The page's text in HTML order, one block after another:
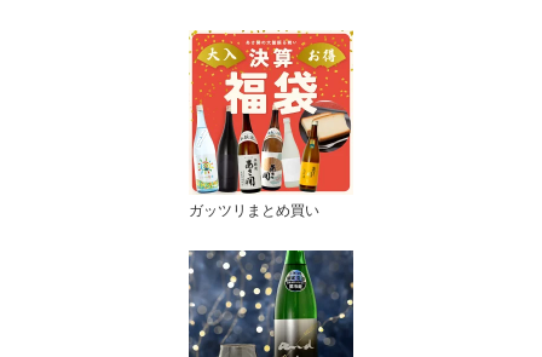
ガッツリまとめ買い